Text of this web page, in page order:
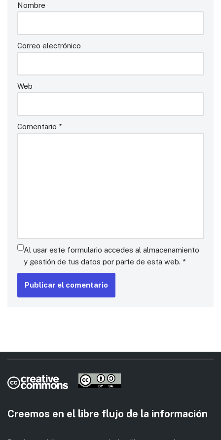
Nombre
Correo electrónico
Web
Comentario *
Al usar este formulario accedes al almacenamiento
y gestión de tus datos por parte de esta web. *
Creemos en el libre flujo de la información